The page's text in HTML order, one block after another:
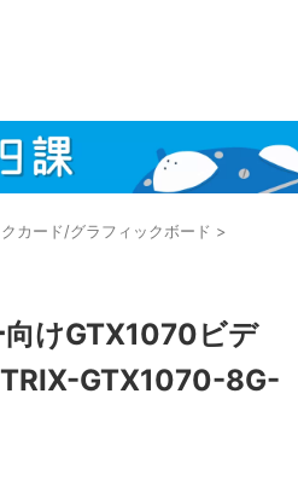
カード/グラフィックボード >
けGTX1070ビデ
GTX1070-8G-